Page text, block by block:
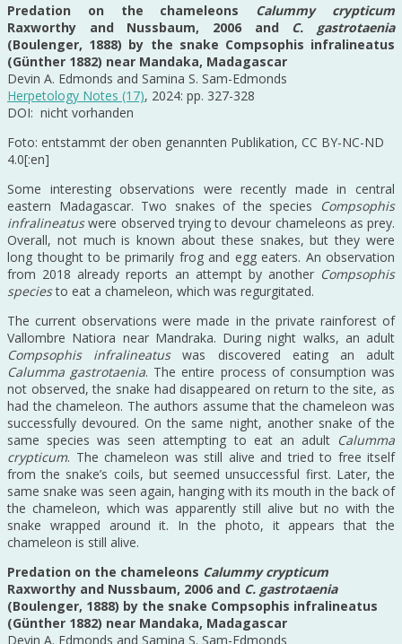
Predation on the chameleons Calummy crypticum
Raxworthy and Nussbaum, 2006 and C. gastrotaenia
(Boulenger, 1888) by the snake Compsophis infralineatus
(Günther 1882) near Mandaka, Madagascar
Devin A. Edmonds and Samina S. Sam-Edmonds
Herpetology Notes (17), 2024: pp. 327-328
DOI: nicht vorhanden
Foto: entstammt der oben genannten Publikation, CC BY-NC-ND
4.0[:en]
Some interesting observations were recently made in central
eastern Madagascar. Two snakes of the species
Compsophis
infralineatuswere observed trying to devour chameleons as prey.
Overall, not much is known about these snakes, but they were
long thought to be primarily frog and egg eaters. An observation
from 2018 already reports an attempt by another Compsophis
speciesto eat a chameleon, which was regurgitated.
The current observations were made in the private rainforest of
Vallombre Natiora near Mandraka. During night walks, an adult
Compsophis infralineatuswas discovered eating an adult
Calumma gastrotaenia. The entire process of consumption was
not observed, the snake had disappeared on return to the site, as
had the chameleon. The authors assume that the chameleon was
successfully devoured. On the same night, another snake of the
same species was seen attempting to eat an adult Calumma
crypticum. The chameleon was still alive and tried to free itself
from the snake’s coils, but seemed unsuccessful first. Later, the
same snake was seen again, hanging with its mouth in the back of
the chameleon, which was apparently still alive but no with the
snake wrapped around it. In the photo, it appears that the
chameleon is still alive.
Predation on the chameleons Calummy crypticum
Raxworthy and Nussbaum, 2006 and C. gastrotaenia
(Boulenger, 1888) by the snake Compsophis infralineatus
(Günther 1882) near Mandaka, Madagascar
Devin A. Edmonds and Samina S. Sam-Edmonds